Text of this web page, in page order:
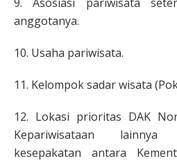
anggotanya.
10. Usaha pariwisata.
11. Kelompok sadar wisata
12. Lokasi prioritas DAK
Kepariwisataan
kesepakatan antara